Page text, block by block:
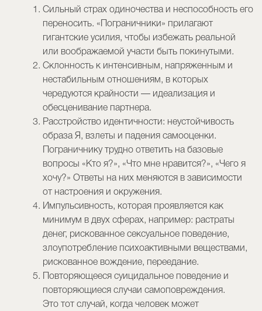
Сильный страх одиночества и неспособность его
переносить. «Пограничники» прилагают
гигантские усилия, чтобы избежать реальной
или воображаемой участи быть покинутыми.
Склонность к интенсивным, напряженным и
нестабильным отношениям, в которых
чередуются крайности — идеализация и
обесценивание партнера.
Расстройство идентичности: неустойчивость
образа Я, взлеты и падения самооценки.
Пограничнику трудно ответить на базовые
вопросы «Кто я?», «Что мне нравится?», «Чего я
хочу?» Ответы на них меняются в зависимости
от настроения и окружения.
Импульсивность, которая проявляется как
минимум в двух сферах, например: растраты
денег, рискованное сексуальное поведение,
злоупотребление психоактивными веществами,
рискованное вождение, переедание.
Повторяющееся суицидальное поведение и
повторяющиеся случаи самоповреждения.
Это тот случай, когда человек может